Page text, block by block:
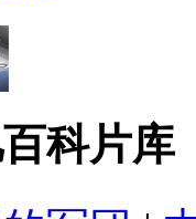
科片库